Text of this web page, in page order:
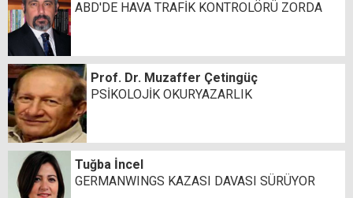
ABD'DE HAVA TRAFİK KONTROLÖRÜ ZORDA
Prof. Dr. Muzaffer Çetingüç
PSİKOLOJİK OKURYAZARLIK
Tuğba İncel
GERMANWINGS KAZASI DAVASI SÜRÜYOR